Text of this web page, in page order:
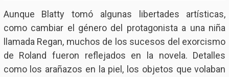
Aunque Blatty tomó algunas libertades artísticas,
como cambiar el género del protagonista a una niña
llamada Regan, muchos de los sucesos del exorcismo
de Roland fueron reflejados en la novela. Detalles
como los arañazos en la piel, los objetos que volaban